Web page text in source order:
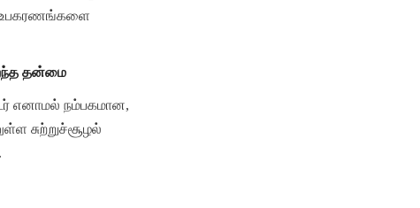
உபகரணங்களை
தன்மை
எனாமல் நம்பகமான,
சுற்றுச்சூழல்